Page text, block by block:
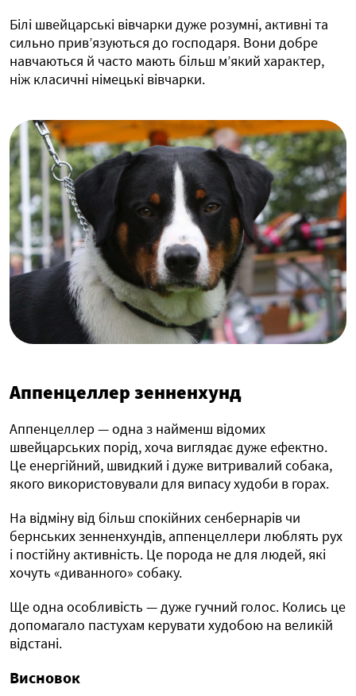
Білі швейцарські вівчарки дуже розумні, активні та
сильно прив’язуються до господаря. Вони добре
навчаються й часто мають більш м’який характер,
ніж класичні німецькі вівчарки.
Аппенцеллер зенненхунд
Аппенцеллер — одна з найменш відомих
швейцарських порід, хоча виглядає дуже ефектно.
Це енергійний, швидкий і дуже витривалий собака,
якого використовували для випасу худоби в горах.
На відміну від більш спокійних сенбернарів чи
бернських зенненхундів, аппенцеллери люблять рух
і постійну активність. Це порода не для людей, які
хочуть «диванного» собаку.
Ще одна особливість — дуже гучний голос. Колись це
допомагало пастухам керувати худобою на великій
відстані.
Висновок